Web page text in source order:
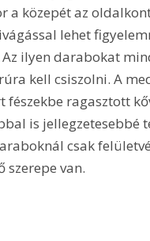
a közepét az
lehet
ilyen darabokat
kell csiszolni. A
ragasztott
is jellegzetesebbé
csak
szerepe van.